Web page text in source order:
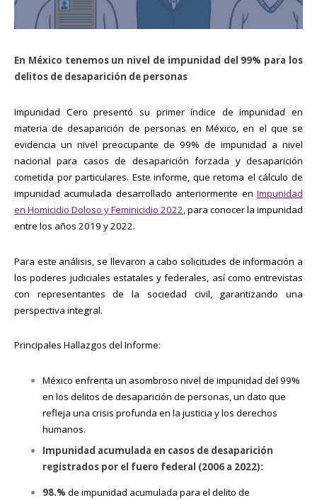
En México tenemos un nivel de impunidad del 99% para los
delitos de desaparición de personas
Impunidad Cero presentó su primer índice de impunidad en
materia de desaparición de personas en México, en el que se
evidencia un nivel preocupante de 99% de impunidad a nivel
nacional para casos de desaparición forzada y desaparición
cometida por particulares. Este informe, que retoma el cálculo de
impunidad acumulada desarrollado anteriormente en Impunidad
en Homicidio Doloso y Feminicidio 2022, para conocer la impunidad
entre los años 2019 y 2022.
Para este análisis, se llevaron a cabo solicitudes de información a
los poderes judiciales estatales y federales, así como entrevistas
con representantes de la sociedad civil, garantizando una
perspectiva integral.
Principales Hallazgos del Informe:
México enfrenta un asombroso nivel de impunidad del 99%
en los delitos de desaparición de personas, un dato que
refleja una crisis profunda en la justicia y los derechos
humanos.
Impunidad acumulada en casos de desaparición
registrados por el fuero federal (2006 a 2022):
98.% de impunidad acumulada para el delito de